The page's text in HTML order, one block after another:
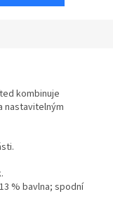
kombinuje
nastavitelným
% bavlna; spodní